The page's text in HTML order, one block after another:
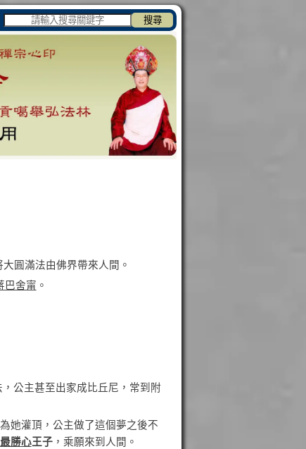
搜尋
大圓滿法由佛界帶來人間。
巴舍甯 。
公主甚至出家成比丘尼，常到附
她灌頂，公主做了這個夢之後不
最勝心王子，乘願來到人間。